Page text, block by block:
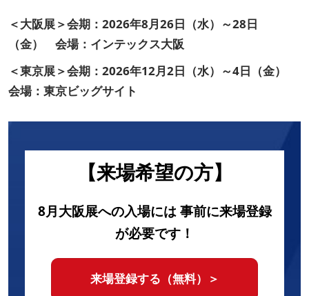
＜大阪展＞会期：2026年8月26日（水）～28日
（金） 会場：インテックス大阪
＜東京展＞会期：2026年12月2日（水）～4日（金）
会場：東京ビッグサイト
【来場希望の方】
8月大阪展への入場には 事前に来場登録
が必要です！
来場登録する（無料）＞